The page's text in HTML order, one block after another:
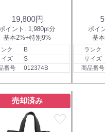
19,800円
イント: 1,980pt分
基本2%+特別9%
ク
B
ズ
S
番号
012374B
ポイ
基
ランク
サイズ
商品番号
売却済み
favorite